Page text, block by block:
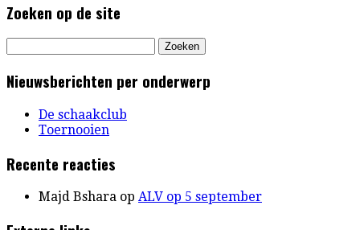
Zoeken op de site
Nieuwsberichten per onderwerp
De schaakclub
Toernooien
Recente reacties
Majd Bshara op ALV op 5 september